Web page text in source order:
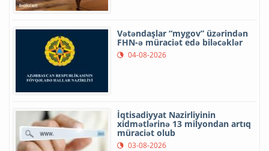
Vətəndaşlar “mygov” üzərindən
FHN-ə müraciət edə biləcəklər
04-08-2026
İqtisadiyyat Nazirliyinin
xidmətlərinə 13 milyondan artıq
müraciət olub
03-08-2026